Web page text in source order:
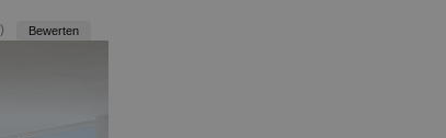
) Bewerten